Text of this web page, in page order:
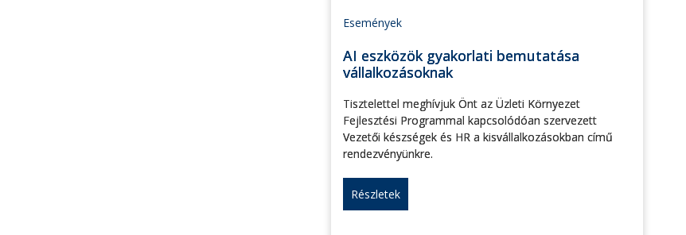
Események
AI eszközök gyakorlati bemutatása
vállalkozásoknak
Tisztelettel meghívjuk Önt az Üzleti Környezet
Fejlesztési Programmal kapcsolódóan szervezett
Vezetői készségek és HR a kisvállalkozásokban című
rendezvényünkre.
Részletek